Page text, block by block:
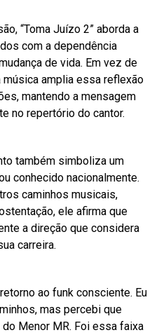
“Toma Juízo 2” aborda a
com a dependência
de vida. Em vez de
música amplia essa reflexão
mantendo a mensagem
no repertório do cantor.
também simboliza um
conhecido nacionalmente.
caminhos musicais,
ele afirma que
a direção que considera
carreira.
ao funk consciente. Eu
mas percebi que
Menor MR. Foi essa faixa